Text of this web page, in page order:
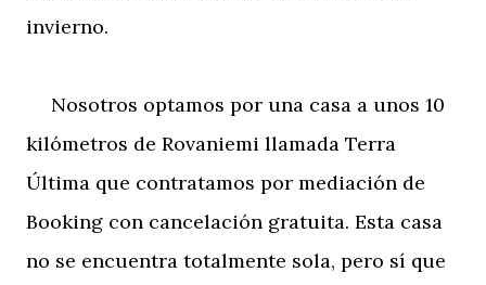
invierno.
Nosotros optamos por una casa a unos 10
kilómetros de Rovaniemi llamada Terra
Última que contratamos por mediación de
Booking con cancelación gratuita. Esta casa
no se encuentra totalmente sola, pero sí que